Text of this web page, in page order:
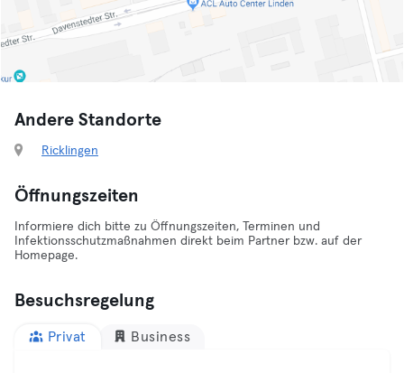
Andere Standorte
Ricklingen
Öffnungszeiten
Informiere dich bitte zu Öffnungszeiten, Terminen und
Infektionsschutzmaßnahmen direkt beim Partner bzw. auf der
Homepage.
Besuchsregelung
Privat Business